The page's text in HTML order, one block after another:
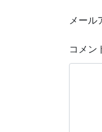
メール
コメン